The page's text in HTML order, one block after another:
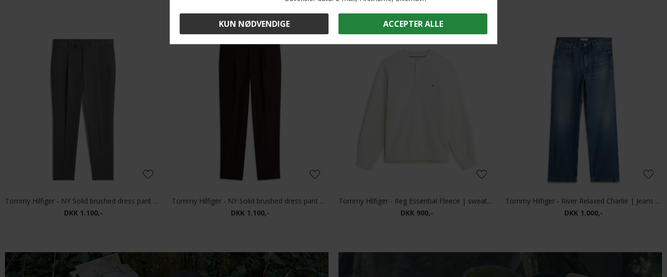
Andre købte også
Tommy Hilfiger - NY Solid brushed dress pant | Chino dark grey
DKK 1.100,-
Tommy Hilfiger - NY Solid brushed dress pant | Chino Chocolate
DKK 1.100,-
Tommy Hilfiger - Reg Essential Fleece | sweatshirt Ivory Petal
DKK 900,-
Tommy Hilfiger - River Relaxed Charlie | Jeans charlie Blue
DKK 1.000,-